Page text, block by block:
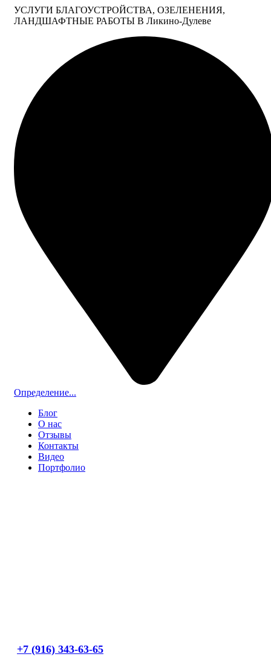
УСЛУГИ БЛАГОУСТРОЙСТВА, ОЗЕЛЕНЕНИЯ,
ЛАНДШАФТНЫЕ РАБОТЫ В Ликино-Дулеве
Определение...
Блог
О нас
Отзывы
Контакты
Видео
Портфолио
+7 (916) 343-63-65